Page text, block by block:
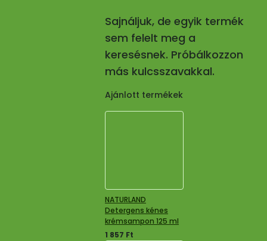
Sajnáljuk, de egyik termék
sem felelt meg a
keresésnek. Próbálkozzon
más kulcsszavakkal.
Ajánlott termékek
NATURLAND
Detergens kénes
krémsampon 125 ml
1 857 Ft